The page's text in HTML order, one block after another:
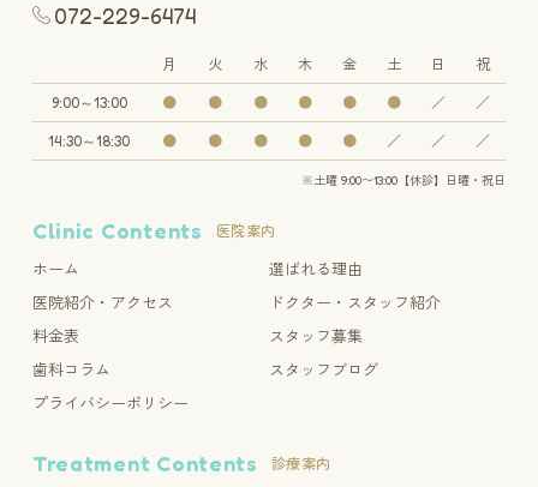
072-229-6474
月 火 水 木 金 土 日 祝
9:00～13:00 ● ● ● ● ● ● ／ ／
14:30～18:30 ● ● ● ● ● ／ ／ ／
※土曜 9:00〜13:00【休診】日曜・祝日
Clinic Contents 医院案内
ホーム
選ばれる理由
医院紹介・アクセス
ドクター・スタッフ紹介
料金表
スタッフ募集
歯科コラム
スタッフブログ
プライバシーポリシー
Treatment Contents 診療案内